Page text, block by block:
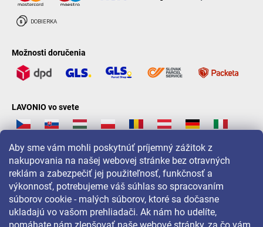
Aby sme vám mohli poskytnúť príjemný zážitok z
nakupovania na našej webovej stránke bez otravných
reklám a zabezpečiť jej použiteľnosť, funkčnosť a
výkonnosť, potrebujeme váš súhlas so spracovaním
súborov cookie - malých súborov, ktoré sa dočasne
ukladajú vo vašom prehliadači. Ak nám ho udelíte,
Možnosti doručenia
LAVONIO vo svete
Pre akcie, súťaže a zľavy nás sledujte na: